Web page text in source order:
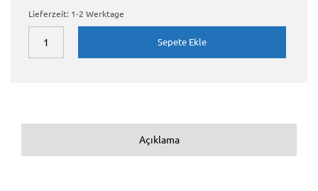
Lieferzeit: 1-2 Werktage
Sepete Ekle
Açıklama